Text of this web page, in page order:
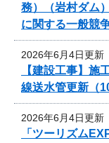
務）（岩村ダム
に関する一般競
2026年6月4日更新
【建設工事】
線送水管更新（
2026年6月4日更新
「ツーリズム